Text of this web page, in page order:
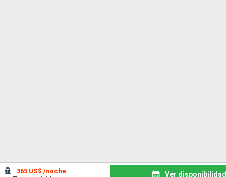
365 US$ /noche
Ver disponibilidad